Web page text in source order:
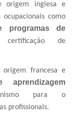
origem inglesa e
como
programas de
de
francesa e
aprendizagem
para o
profissionais.